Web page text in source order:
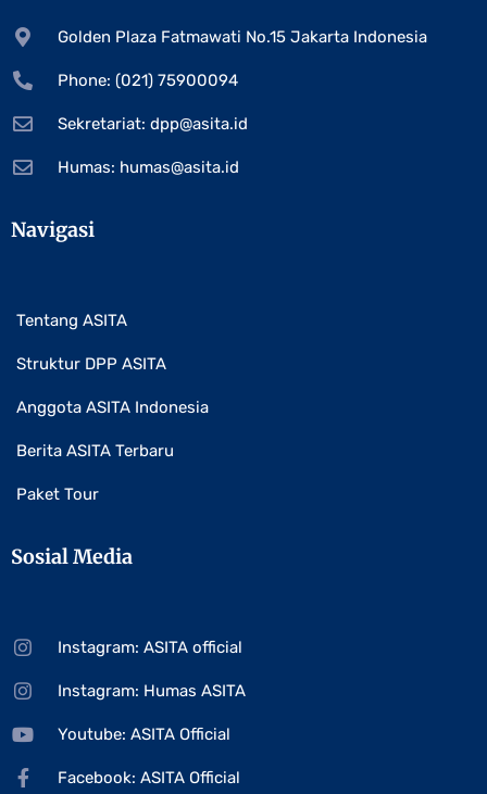
Golden Plaza Fatmawati No.15 Jakarta Indonesia
Phone: (021) 75900094
Sekretariat: dpp@asita.id
Humas: humas@asita.id
Navigasi
Tentang ASITA
Struktur DPP ASITA
Anggota ASITA Indonesia
Berita ASITA Terbaru
Paket Tour
Sosial Media
Instagram: ASITA official
Instagram: Humas ASITA
Youtube: ASITA Official
Facebook: ASITA Official